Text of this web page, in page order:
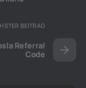
BEITRAG
Referral
Code